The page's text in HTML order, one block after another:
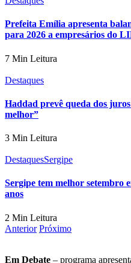
Prefeita Emília apresenta
para 2026 a empresários do
7 Min Leitura
Destaques
Haddad prevê queda dos
melhor”
3 Min Leitura
DestaquesSergipe
Sergipe tem melhor setembro
anos
2 Min Leitura
Anterior Próximo
Em Debate – programa